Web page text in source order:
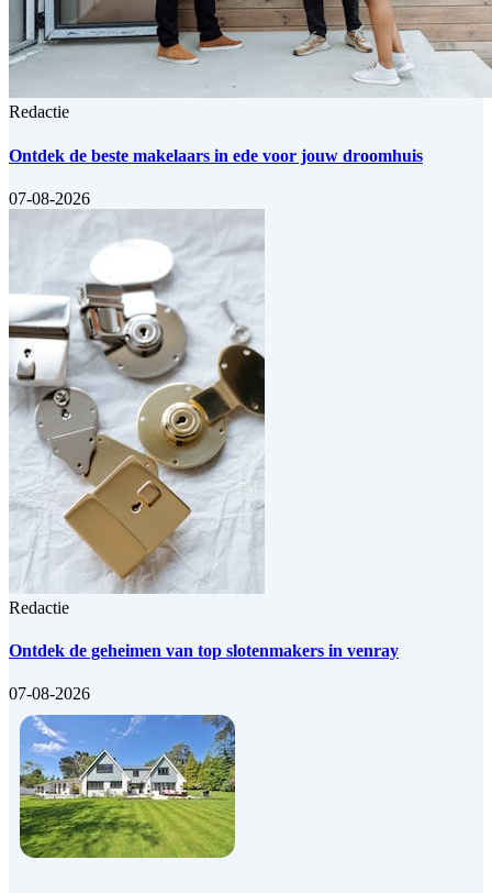
Redactie
Ontdek de beste makelaars in ede voor jouw droomhuis
07-08-2026
Redactie
Ontdek de geheimen van top slotenmakers in venray
07-08-2026